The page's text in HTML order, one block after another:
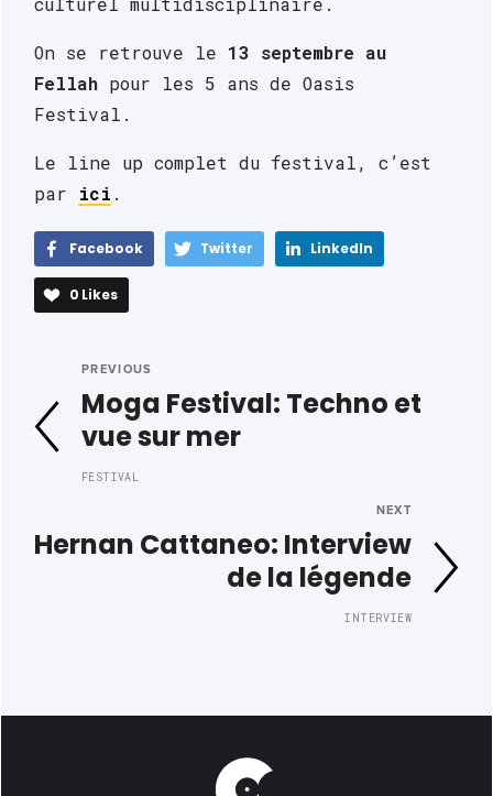
On se retrouve le 13 septembre au
Fellah pour les 5 ans de Oasis
Festival.
Le line up complet du festival, c’est
par ici .
Facebook Twitter LinkedIn
0 Likes
PREVIOUS
Moga Festival: Techno et
vue sur mer
FESTIVAL
NEXT
Hernan Cattaneo: Interview
de la légende
INTERVIEW